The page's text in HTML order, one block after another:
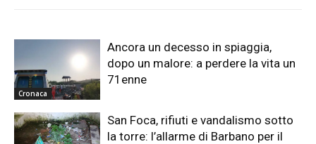
Cronaca
Ancora un decesso in spiaggia,
dopo un malore: a perdere la vita un
71enne
San Foca, rifiuti e vandalismo sotto
la torre: l’allarme di Barbano per il